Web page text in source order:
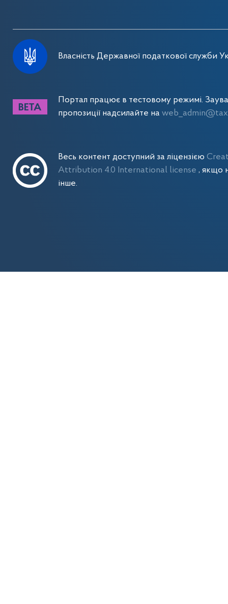
Власність Державної податкової служби
Портал працює в тестовому режимі.
пропозиції надсилайте на
Весь контент доступний за ліцензією
Attribution 4.0 International license, якщо
інше.